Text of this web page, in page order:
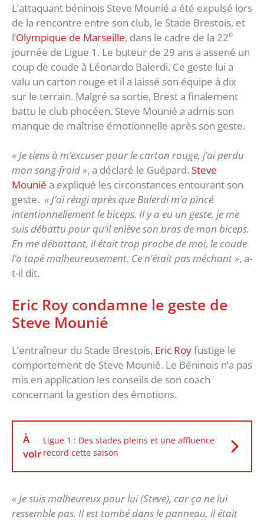
L’attaquant béninois Steve Mounié a été expulsé lors
de la rencontre entre son club, le Stade Brestois, et
l’Olympique de Marseille, dans le cadre de la 22e
journée de Ligue 1. Le buteur de 29 ans a assené un
coup de coude à Léonardo Balerdi. Ce geste lui a
valu un carton rouge et il a laissé son équipe à dix
sur le terrain. Malgré sa sortie, Brest a finalement
battu le club phocéen. Steve Mounié a admis son
manque de maîtrise émotionnelle après son geste.
« Je tiens à m’excuser pour le carton rouge, j’ai perdu
mon sang-froid », a déclaré le Guépard. Steve
Mounié a expliqué les circonstances entourant son
geste. « J’ai réagi après que Balerdi m’a pincé
intentionnellement le biceps. Il y a eu un geste, je me
suis débattu pour qu’il enlève son bras de mon biceps.
En me débattant, il était trop proche de moi, le coude
l’a tapé malheureusement. Ce n’était pas méchant », a-
t-il dit.
Eric Roy condamne le geste de
Steve Mounié
L’entraîneur du Stade Brestois, Eric Royfustige le
comportement de Steve Mounié. Le Béninois n’a pas
mis en application les conseils de son coach
concernant la gestion des émotions.
À
voir
Ligue 1 : Des stades pleins et une affluence
record cette saison
« Je suis malheureux pour lui (Steve), car ça ne lui
ressemble pas. Il est tombé dans le panneau, il était